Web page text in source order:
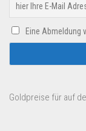
Eine Abmeldung
Goldpreise für auf